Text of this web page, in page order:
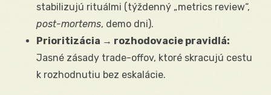
stabilizujú rituálmi (týždenný „metrics review“,
post-mortems, demo dni).
Prioritizácia → rozhodovacie pravidlá:
Jasné zásady trade-offov, ktoré skracujú cestu
k rozhodnutiu bez eskalácie.